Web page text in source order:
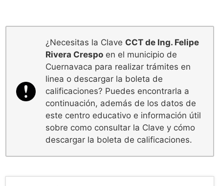
¿Necesitas la Clave CCT de Ing. Felipe
Rivera Crespo en el municipio de
Cuernavaca para realizar trámites en
linea o descargar la boleta de
calificaciones? Puedes encontrarla a
continuación, además de los datos de
este centro educativo e información útil
sobre como consultar la Clave y cómo
descargar la boleta de calificaciones.